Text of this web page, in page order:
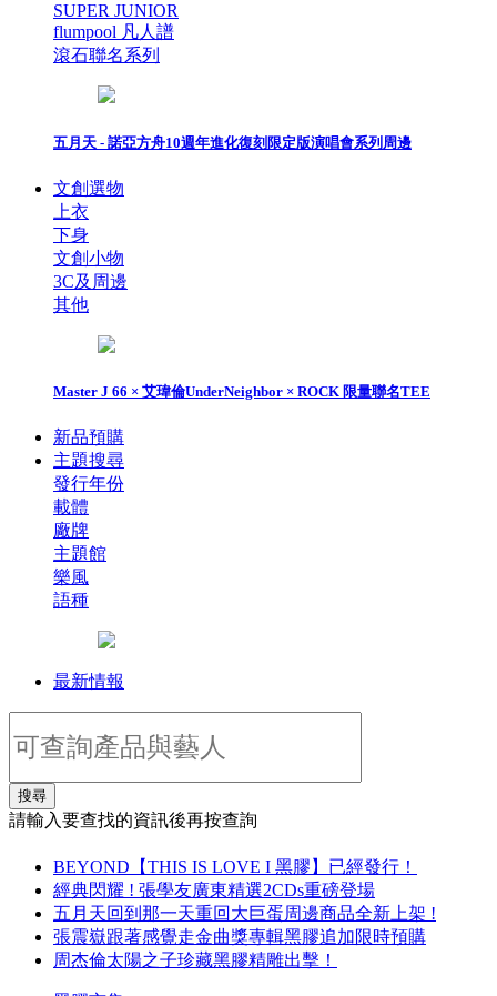
SUPER JUNIOR
flumpool 凡人譜
滾石聯名系列
五月天 - 諾亞方舟10週年進化復刻限定版演唱會系列周邊
文創選物
上衣
下身
文創小物
3C及周邊
其他
Master J 66 × 艾瑋倫UnderNeighbor × ROCK 限量聯名TEE
新品預購
主題搜尋
發行年份
載體
廠牌
主題館
樂風
語種
最新情報
搜尋
請輸入要查找的資訊後再按查詢
BEYOND【THIS IS LOVE I 黑膠】已經發行！
經典閃耀 ! 張學友廣東精選2CDs重磅登場
五月天回到那一天重回大巨蛋周邊商品全新上架 !
張震嶽跟著感覺走金曲獎專輯黑膠追加限時預購
周杰倫太陽之子珍藏黑膠精雕出擊！